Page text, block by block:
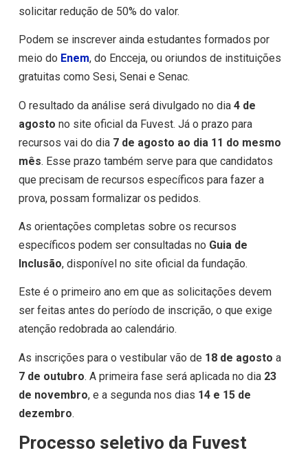
solicitar redução de 50% do valor.
Podem se inscrever ainda estudantes formados por
meio do Enem, do Encceja, ou oriundos de instituições
gratuitas como Sesi, Senai e Senac.
O resultado da análise será divulgado no dia 4 de
agosto no site oficial da Fuvest. Já o prazo para
recursos vai do dia 7 de agosto ao dia 11 do mesmo
mês. Esse prazo também serve para que candidatos
que precisam de recursos específicos para fazer a
prova, possam formalizar os pedidos.
As orientações completas sobre os recursos
específicos podem ser consultadas no Guia de
Inclusão, disponível no site oficial da fundação.
Este é o primeiro ano em que as solicitações devem
ser feitas antes do período de inscrição, o que exige
atenção redobrada ao calendário.
As inscrições para o vestibular vão de 18 de agosto a
7 de outubro. A primeira fase será aplicada no dia 23
de novembro, e a segunda nos dias 14 e 15 de
dezembro.
Processo seletivo da Fuvest